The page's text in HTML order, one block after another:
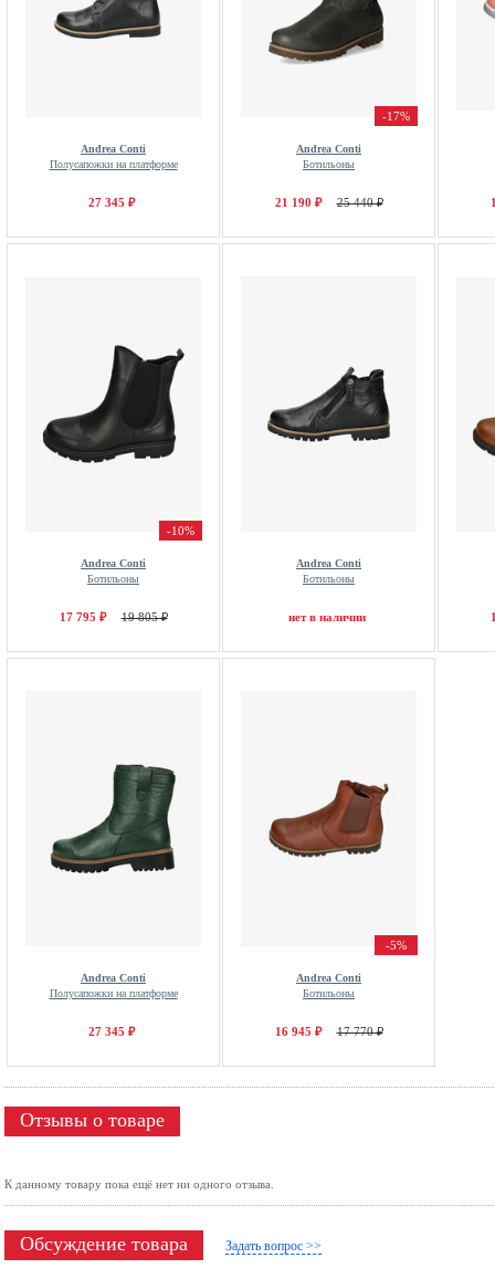
Andrea Conti
Полусапожки на платформе
27 345 ₽
-17%
Andrea Conti
Ботильоны
21 190 ₽ 25 440 ₽
-10%
Andrea Conti
Ботильоны
17 795 ₽ 19 805 ₽
Andrea Conti
Ботильоны
нет в наличии
Andrea Conti
Полусапожки на платформе
27 345 ₽
-5%
Andrea Conti
Ботильоны
16 945 ₽ 17 770 ₽
Отзывы о товаре
К данному товару пока ещё нет ни одного отзыва.
Обсуждение товара Задать вопрос >>